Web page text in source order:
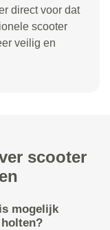
direct voor dat
scooter
veilig en
scooter
mogelijk